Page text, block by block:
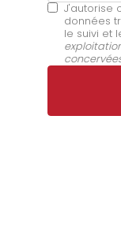
J'autorise
données
le suivi et